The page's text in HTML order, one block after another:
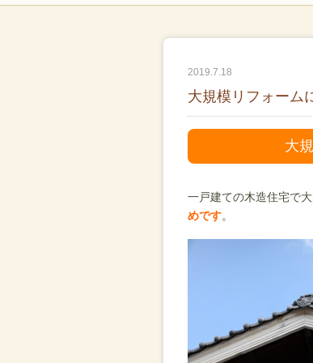
2019.7.18
大規模リフォーム
大
一戸建ての木造住宅で
めです。